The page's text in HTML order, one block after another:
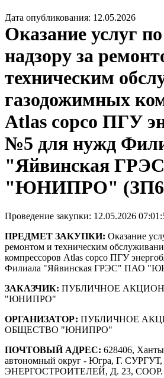
Дата опубликования: 12.05.2026
Оказание услуг
надзору за
техническим
газодожимных
Atlas copco ПГУ
№5 для нужд
"Яйвинская
"ЮНИПРО"
Проведение закупки: 12.05.2026
ПРЕДМЕТ ЗАКУПКИ: Оказание
ремонтом и техническим
компрессоров Atlas copco ПГУ
Филиала "Яйвинская ГРЭС" ПАО
ЗАКАЗЧИК: ПУБЛИЧНОЕ
"ЮНИПРО"
ОРГАНИЗАТОР: ПУБЛИЧНОЕ
ОБЩЕСТВО "ЮНИПРО"
ПОЧТОВЫЙ АДРЕС: 628406,
автономный округ - Югра, Г.
ЭНЕРГОСТРОИТЕЛЕЙ, Д. 23, СООР.